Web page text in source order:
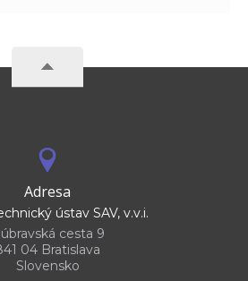
Adresa
ústav SAV, v.v.i.
cesta 9
04 Bratislava
Slovensko